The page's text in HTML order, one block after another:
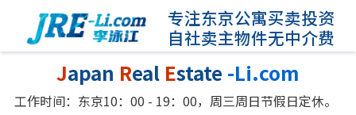
专注东京公寓买卖投资
自社卖主物件无中介费
Japan Real Estate -Li.com
工作时间：东京10：00 - 19：00，周三周日节假日定休。